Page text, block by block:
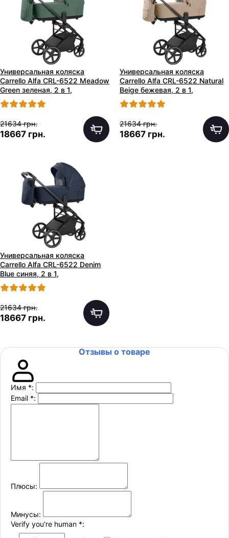
Универсальная коляска
Carrello Alfa CRL-6522 Meadow
Green зеленая, 2 в 1,
регулируемая ручка
21634 грн.
18667 грн.
Универсальная коляска
Carrello Alfa CRL-6522 Natural
Beige бежевая, 2 в 1,
регулируемая ручка
21634 грн.
18667 грн.
Универсальная коляска
Carrello Alfa CRL-6522 Denim
Blue синяя, 2 в 1,
регулируемая ручка
21634 грн.
18667 грн.
Отзывы о товаре
Имя *:
Email *:
Плюсы:
Минусы:
Verify you're human *: